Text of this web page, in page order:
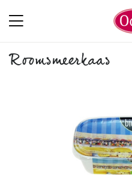
Roomsmeerkaas